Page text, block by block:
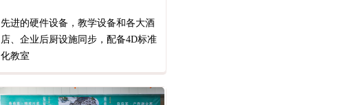
先进的硬件设备，教学设备和各大酒
店、企业后厨设施同步，配备4D标准
化教室